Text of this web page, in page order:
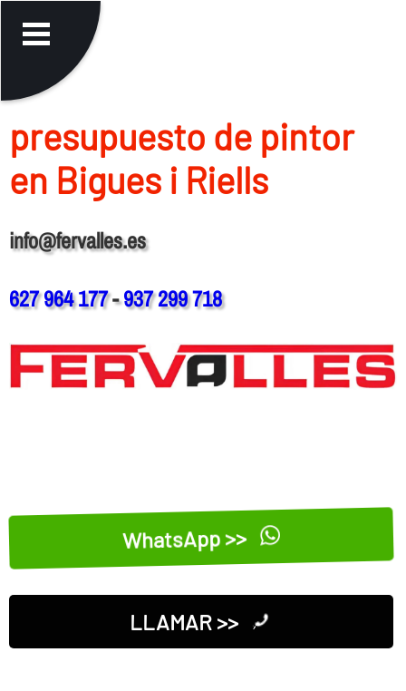
presupuesto de pintor
en Bigues i Riells
info@fervalles.es
627 964 177-937 299 718
WhatsApp >>
LLAMAR >>